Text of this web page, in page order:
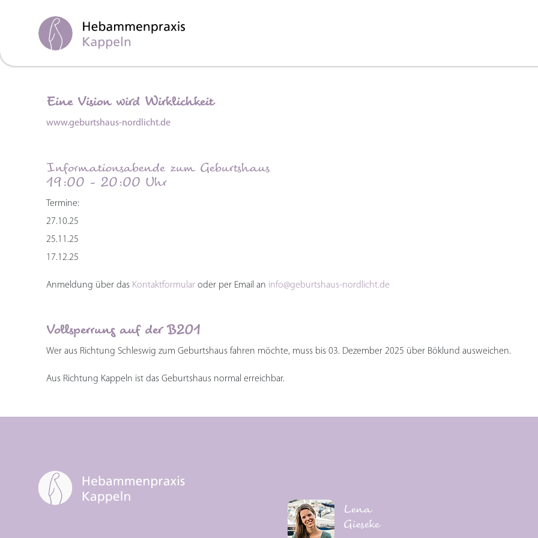
Eine Vision wird Wirklichkeit
www.geburtshaus-nordlicht.de
Informationsabende zum Geburtshaus
19:00 - 20:00 Uhr
Termine:
27.10.25
25.11.25
17.12.25
Anmeldung über das Kontaktformular oder per Email an info@geburtshaus-nordlicht.de
Vollsperrung auf der B201
Wer aus Richtung Schleswig zum Geburtshaus fahren möchte, muss bis 03. Dezember 2025 über Böklund ausweichen.
Aus Richtung Kappeln ist das Geburtshaus normal erreichbar.
Lena
Gieseke